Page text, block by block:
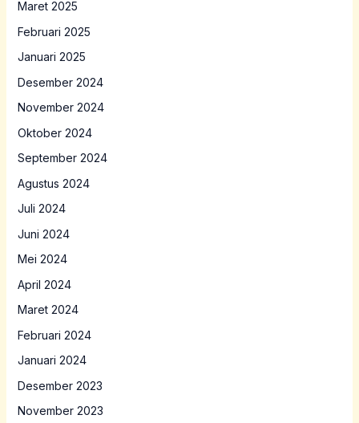
Maret 2025
Februari 2025
Januari 2025
Desember 2024
November 2024
Oktober 2024
September 2024
Agustus 2024
Juli 2024
Juni 2024
Mei 2024
April 2024
Maret 2024
Februari 2024
Januari 2024
Desember 2023
November 2023